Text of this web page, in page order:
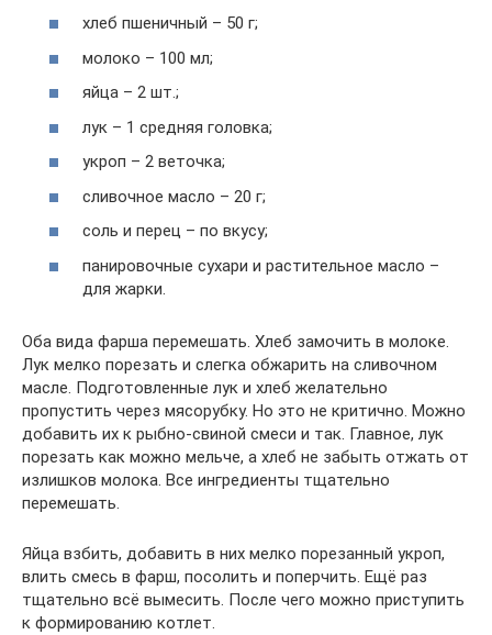
хлеб пшеничный – 50 г;
молоко – 100 мл;
яйца – 2 шт.;
лук – 1 средняя головка;
укроп – 2 веточка;
сливочное масло – 20 г;
соль и перец – по вкусу;
панировочные сухари и растительное масло –
для жарки.
Оба вида фарша перемешать. Хлеб замочить в молоке.
Лук мелко порезать и слегка обжарить на сливочном
масле. Подготовленные лук и хлеб желательно
пропустить через мясорубку. Но это не критично. Можно
добавить их к рыбно-свиной смеси и так. Главное, лук
порезать как можно мельче, а хлеб не забыть отжать от
излишков молока. Все ингредиенты тщательно
перемешать.
Яйца взбить, добавить в них мелко порезанный укроп,
влить смесь в фарш, посолить и поперчить. Ещё раз
тщательно всё вымесить. После чего можно приступить
к формированию котлет.